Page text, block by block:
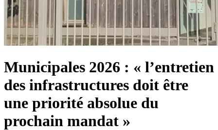
Municipales 2026 : « l’entretien
des infrastructures doit être
une priorité absolue du
prochain mandat »